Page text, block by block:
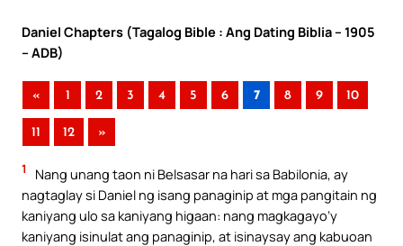
Daniel Chapters (Tagalog Bible : Ang Dating Biblia – 1905
– ADB)
« 1 2 3 4 5 6 7 8 9 10
11 12 »
1
Nang unang taon ni Belsasar na hari sa Babilonia, ay
nagtaglay si Daniel ng isang panaginip at mga pangitain ng
kaniyang ulo sa kaniyang higaan: nang magkagayo’y
kaniyang isinulat ang panaginip, at isinaysay ang kabuoan